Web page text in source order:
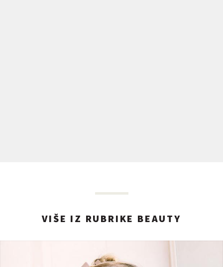
VIŠE IZ RUBRIKE BEAUTY